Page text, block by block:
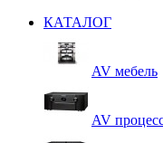
КАТАЛОГ
AV мебель
AV